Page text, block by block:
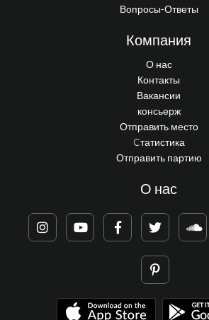
Вопросы-Ответы
Компания
О нас
Контакты
Вакансии
консьерж
Отправить место
Cтатистика
Отправить партию
О нас